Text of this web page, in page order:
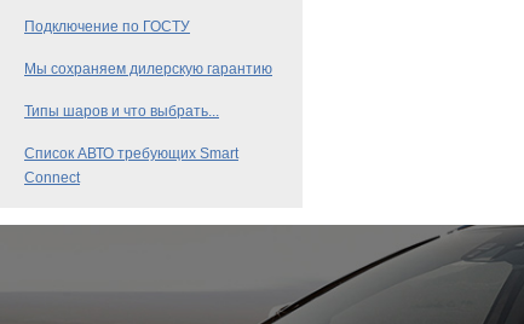
Подключение по ГОСТУ
Мы сохраняем дилерскую гарантию
Типы шаров и что выбрать...
Список АВТО требующих Smart
Connect